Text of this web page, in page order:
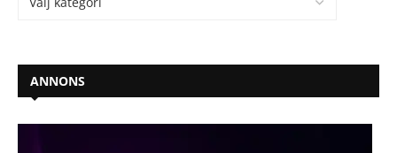
ANNONS